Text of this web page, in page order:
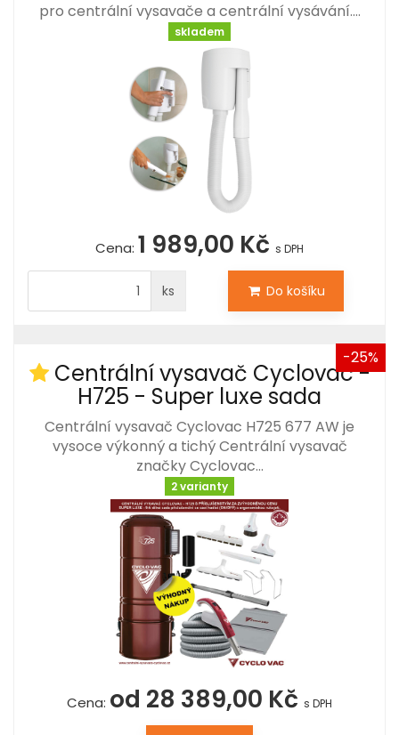
pro centrální vysavače a centrální vysávání.…
skladem
Cena: 1 989,00 Kč s DPH
ks Do košíku
-25%
Centrální vysavač Cyclovac -
H725 - Super luxe sada
Centrální vysavač Cyclovac H725 677 AW je
vysoce výkonný a tichý Centrální vysavač
značky Cyclovac…
2 varianty
Cena: od 28 389,00 Kč s DPH